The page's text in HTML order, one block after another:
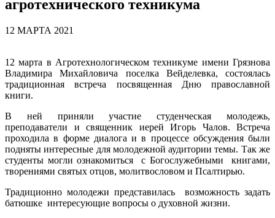
агротехнического техникума
12 МАРТА 2021
12 марта в Агротехнологическом техникуме имени Грязнова
Владимира Михайловича поселка Вейделевка, состоялась
традиционная встреча посвященная Дню православной
книги.
В ней приняли участие студенческая молодежь,
преподаватели и священник иерей Игорь Чалов. Встреча
проходила в форме диалога и в процессе обсуждения были
подняты интересные для молодежной аудитории темы. Так же
студенты могли ознакомиться с Богослужебными книгами,
творениями святых отцов, молитвословом и Псалтирью.
Традиционно молодежи представилась возможность задать
батюшке интересующие вопросы о духовной жизни.